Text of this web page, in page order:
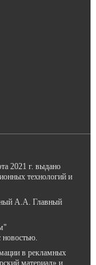
2021 г. выдано
технологий и
А.А. Главный
новостью.
в рекламных